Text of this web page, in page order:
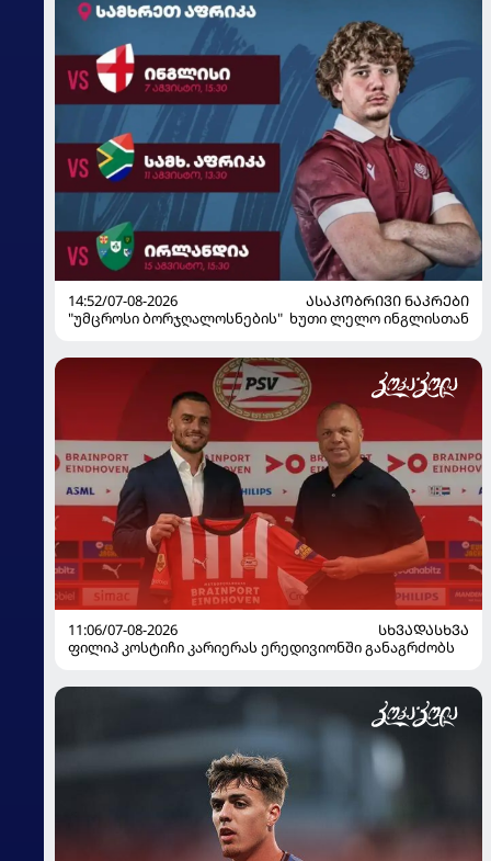
14:52/07-08-2026
ᲐᲡᲐᲙᲝᲑᲠᲘᲕᲘ ᲜᲐᲙᲠᲔᲑᲘ
"უმცროსი ბორჯღალოსნების" ხუთი ლელო ინგლისთან
11:06/07-08-2026
ᲡᲮᲕᲐᲓᲐᲡᲮᲕᲐ
ფილიპ კოსტიჩი კარიერას ერედივიონში განაგრძობს